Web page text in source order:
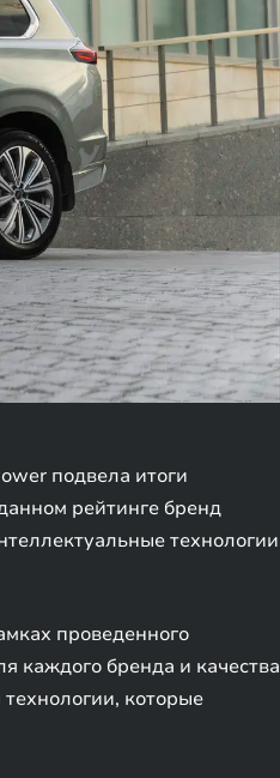
подвела итоги
рейтинге бренд
технологии
проведенного
каждого бренда и качества
которые